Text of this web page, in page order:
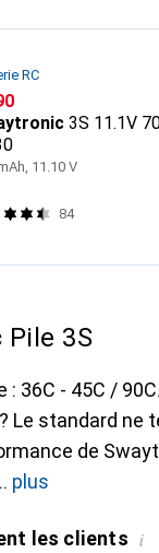
RC
3S 11.1V
11.10 V
84
Pile 3S
: 36C - 45C /
Le standard ne
de
plus
les clients i